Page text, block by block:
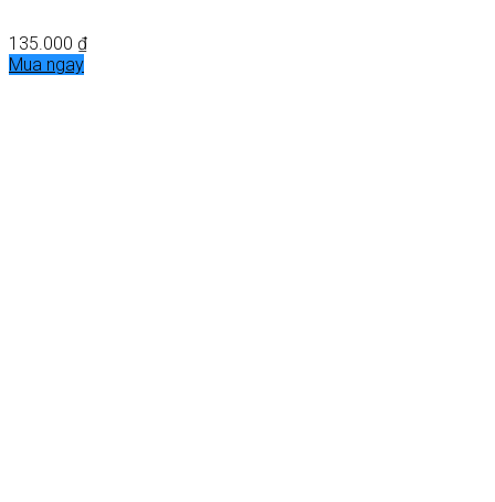
135.000 ₫
Mua ngay